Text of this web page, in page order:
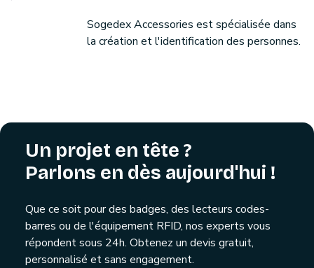
Sogedex Accessories est spécialisée dans
la création et l'identification des personnes.
Un projet en tête ?
Parlons en dès aujourd'hui !
Que ce soit pour des badges, des lecteurs codes-
barres ou de l'équipement RFID, nos experts vous
répondent sous 24h. Obtenez un devis gratuit,
personnalisé et sans engagement.